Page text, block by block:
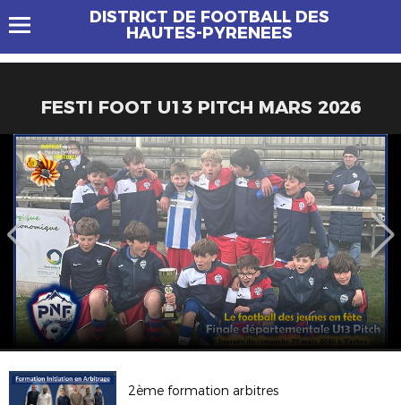
DISTRICT DE FOOTBALL DES
HAUTES-PYRENEES
FESTI FOOT U13 PITCH MARS 2026
2ème formation arbitres